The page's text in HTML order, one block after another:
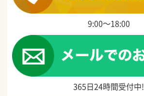
9:00〜18:00
365日24時間受付中!